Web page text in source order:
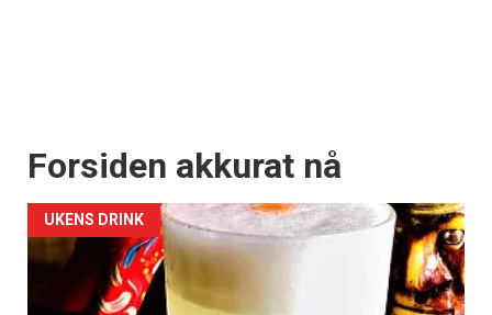
Forsiden akkurat nå
UKENS DRINK